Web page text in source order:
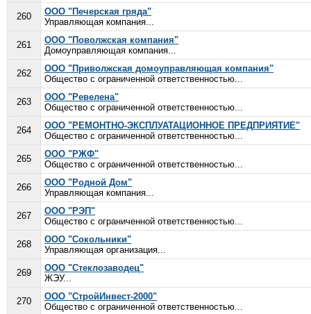
260
ООО "Печерская гряда"
Управляющая компания...
261
ООО "Поволжская компания"
Домоуправляющая компания...
262
ООО "Приволжская домоуправляющая компания"
Общество с ограниченной ответственностью...
263
ООО "Ревелена"
Общество с ограниченной ответственностью...
264
ООО "РЕМОНТНО-ЭКСПЛУАТАЦИОННОЕ ПРЕДПРИЯТИЕ"
Общество с ограниченной ответственностью...
265
ООО "РЖФ"
Общество с ограниченной ответственностью...
266
ООО "Родной Дом"
Управляющая компания...
267
ООО "РЭП"
Общество с ограниченной ответственностью...
268
ООО "Сокольники"
Управляющая организация...
269
ООО "Стеклозаводец"
ЖЭУ...
270
ООО "СтройИнвест-2000"
Общество с ограниченной ответственностью...